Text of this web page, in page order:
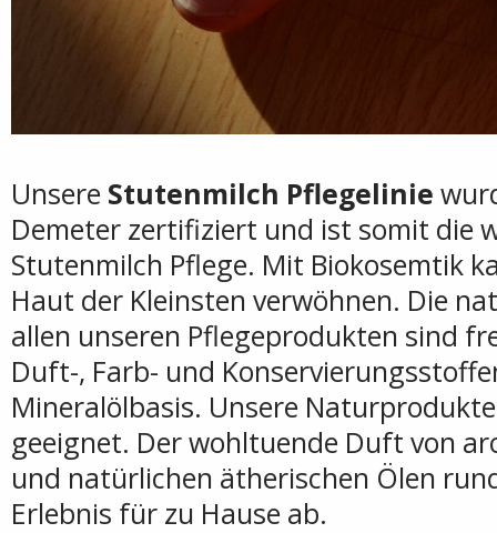
Unsere Stutenmilch Pflegelinie
Demeter zertifiziert und ist somit die
Stutenmilch Pflege. Mit Biokosemtik
Haut der Kleinsten verwöhnen. Die
allen unseren Pflegeprodukten sind
Duft-, Farb- und
Mineralölbasis. Unsere
geeignet. Der wohltuende Duft von
und natürlichen ätherischen Ölen
Erlebnis für zu Hause ab.